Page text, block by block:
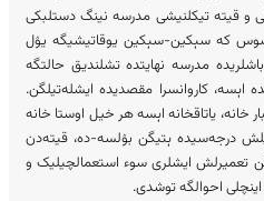
و قیته تیکلنیشی مدرسه نینگ دستلبکی
که سېکین-سېکین یوقاتیشیگه یۉل
ییل نینگ باشلریده مدرسه نهایتده تشلندیق حالتگه
کاروانسرا مقصدیده ایشله‌تیلگن.
خانه، یاتاقخانه اېسه هر خیل اوستا خانه
درجه‌سیده ېتیگن بۉلسه-ده، قیته‌دن
تعمیرلش ایشلری سوء استعمالچیلیک و
احوالگه توشدی.